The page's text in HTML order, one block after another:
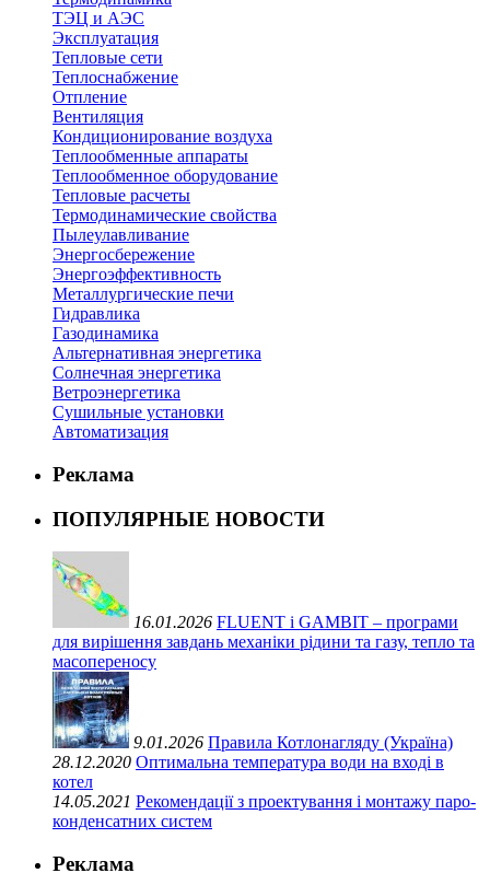
ТЭЦ и АЭС
Эксплуатация
Тепловые сети
Теплоснабжение
Отпление
Вентиляция
Кондиционирование воздуха
Теплообменные аппараты
Теплообменное оборудование
Тепловые расчеты
Термодинамические свойства
Пылеулавливание
Энергосбережение
Энергоэффективность
Металлургические печи
Гидравлика
Газодинамика
Альтернативная энергетика
Солнечная энергетика
Ветроэнергетика
Сушильные установки
Автоматизация
Реклама
ПОПУЛЯРНЫЕ НОВОСТИ
16.01.2026 FLUENT і GAMBIT – програми
для вирішення завдань механіки рідини та газу, тепло та
масопереносу
9.01.2026 Правила Котлонагляду (Україна)
28.12.2020 Оптимальна температура води на вході в
котел
14.05.2021 Рекомендації з проектування і монтажу паро-
конденсатних систем
Реклама